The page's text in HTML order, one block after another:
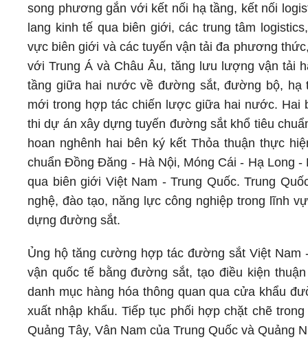
song phương gắn với kết nối hạ tầng, kết nối
lang kinh tế qua biên giới, các trung tâm
vực biên giới và các tuyến vận tải đa phương
với Trung Á và Châu Âu, tăng lưu lượng vận tải
tầng giữa hai nước về đường sắt, đường bộ,
mới trong hợp tác chiến lược giữa hai nước. Hai
thi dự án xây dựng tuyến đường sắt khổ tiêu
hoan nghênh hai bên ký kết Thỏa thuận thực
chuẩn Đồng Đăng - Hà Nội, Móng Cái - Hạ Long
qua biên giới Việt Nam - Trung Quốc. Trung
nghệ, đào tạo, năng lực công nghiệp trong lĩnh
dựng đường sắt.
Ủng hộ tăng cường hợp tác đường sắt Việt Nam
vận quốc tế bằng đường sắt, tạo điều kiện
danh mục hàng hóa thông quan qua cửa khẩu
xuất nhập khẩu. Tiếp tục phối hợp chặt chẽ
Quảng Tây, Vân Nam của Trung Quốc và Quảng